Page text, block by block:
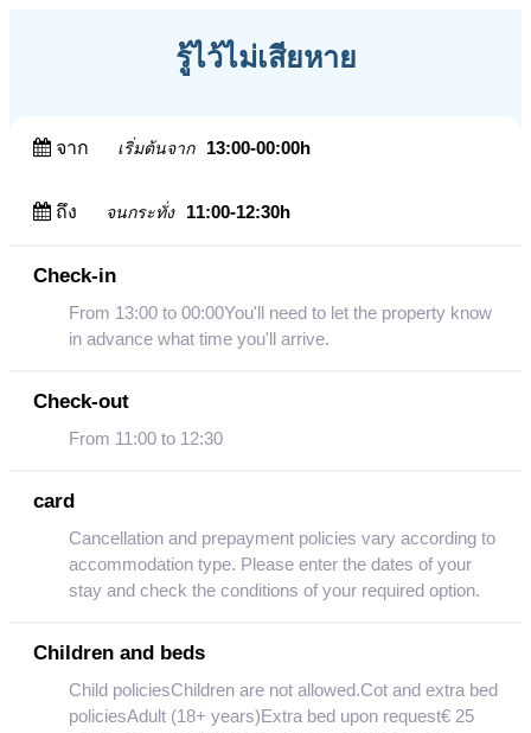
รู้ไว้ไม่เสียหาย
จาก เริ่มต้นจาก 13:00-00:00h
ถึง จนกระทั่ง 11:00-12:30h
Check-in
From 13:00 to 00:00You'll need to let the property know
in advance what time you'll arrive.
Check-out
From 11:00 to 12:30
card
Cancellation and prepayment policies vary according to
accommodation type. Please enter the dates of your
stay and check the conditions of your required option.
Children and beds
Child policiesChildren are not allowed.Cot and extra bed
policiesAdult (18+ years)Extra bed upon request€ 25